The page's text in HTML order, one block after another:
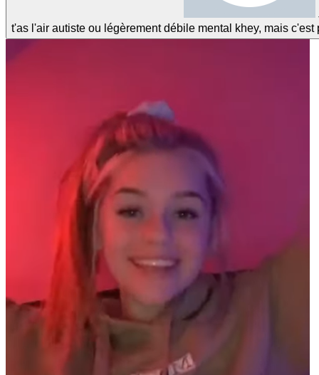
t'as l'air autiste ou légèrement débile mental khey, mais